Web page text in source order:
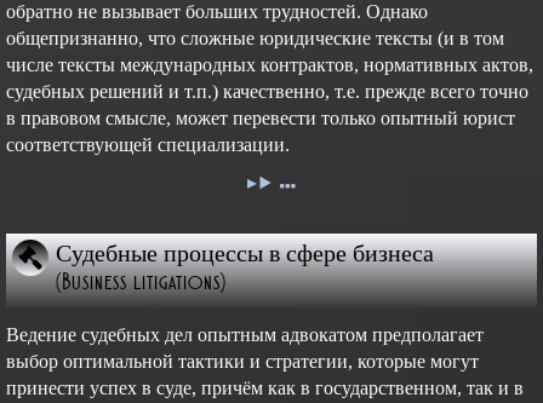
обратно не вызывает больших трудностей. Однако
общепризнанно, что сложные юридические тексты (и в том
числе тексты международных контрактов, нормативных актов,
судебных решений и т.п.) качественно, т.е. прежде всего точно
в правовом смысле, может перевести только опытный юрист
соответствующей специализации.
Судебные процессы в сфере бизнеса
(Business litigations)
Ведение судебных дел опытным адвокатом предполагает
выбор оптимальной тактики и стратегии, которые могут
принести успех в суде, причём как в государственном, так и в